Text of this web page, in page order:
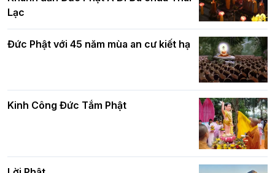
Hơn 5.000 người tham dự diễu hành,
đô hòa bình và phát triển
Tinh thần yêu nước của Phật giáo
Phật giáo chính tín Phần 9: Giải thích
Lạc
Đức Phật với 45 năm mùa an cư kiết hạ
Kinh Công Đức Tắm Phật